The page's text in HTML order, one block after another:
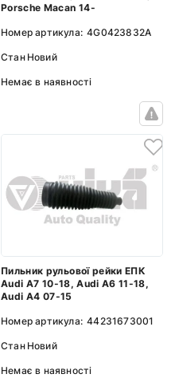
Porsche Macan 14-
Номер артикула: 4G0423832A
Стан Новий
Немає в наявності
Пильник рульової рейки ЕПК
Audi A7 10-18, Audi A6 11-18,
Audi A4 07-15
Номер артикула: 44231673001
Стан Новий
Немає в наявності